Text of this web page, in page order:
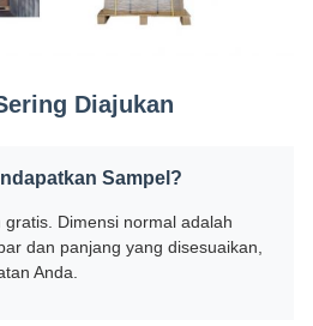
Diajukan
Sampel?
Dimensi normal adalah
dan panjang yang disesuaikan,
Anda.